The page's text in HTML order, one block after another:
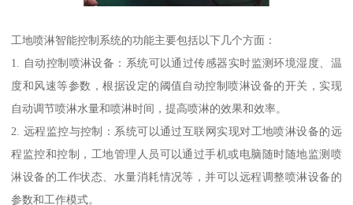
工地喷淋智能控制系统的功能主要包括以下几个方面：
1. 自动控制喷淋设备：系统可以通过传感器实时监测环境湿度、温
度和风速等参数，根据设定的阈值自动控制喷淋设备的开关，实现
自动调节喷淋水量和喷淋时间，提高喷淋的效果和效率。
2. 远程监控与控制：系统可以通过互联网实现对工地喷淋设备的远
程监控和控制，工地管理人员可以通过手机或电脑随时随地监测喷
淋设备的工作状态、水量消耗情况等，并可以远程调整喷淋设备的
参数和工作模式。